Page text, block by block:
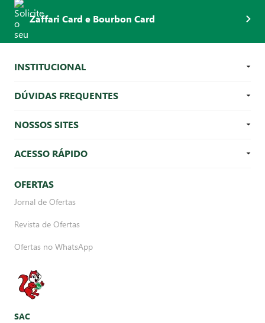
Zaffari Card e Bourbon Card
INSTITUCIONAL
DÚVIDAS FREQUENTES
NOSSOS SITES
ACESSO RÁPIDO
OFERTAS
Jornal de Ofertas
Revista de Ofertas
Ofertas no WhatsApp
SAC